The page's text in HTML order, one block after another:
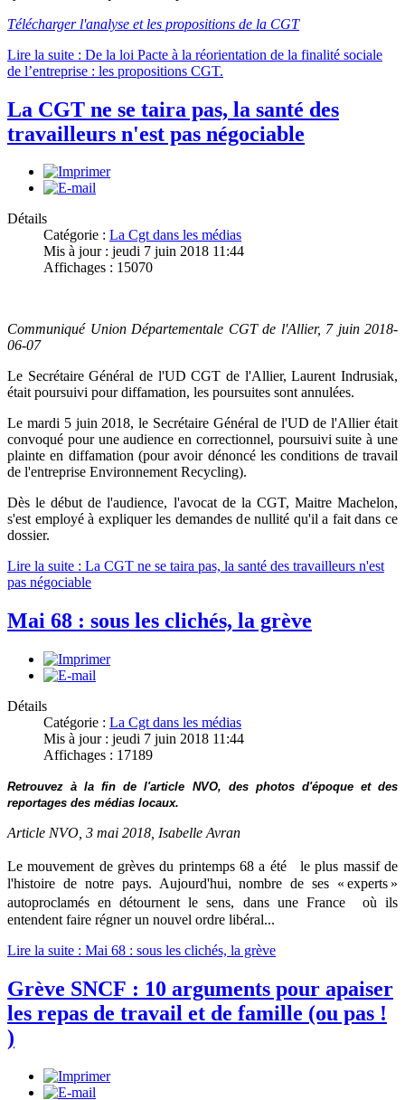
Télécharger l'analyse et les propositions de la CGT
Lire la suite : De la loi Pacte à la réorientation de la finalité sociale
de l’entreprise : les propositions CGT.
La CGT ne se taira pas, la santé des
travailleurs n'est pas négociable
Détails
Catégorie : La Cgt dans les médias
Mis à jour : jeudi 7 juin 2018 11:44
Affichages : 15070
Communiqué Union Départementale CGT de l'Allier, 7 juin 2018-
06-07
Le Secrétaire Général de l'UD CGT de l'Allier, Laurent Indrusiak,
était poursuivi pour diffamation, les poursuites sont annulées.
Le mardi 5 juin 2018, le Secrétaire Général de l'UD de l'Allier était
convoqué pour une audience en correctionnel, poursuivi suite à une
plainte en diffamation (pour avoir dénoncé les conditions de travail
de l'entreprise Environnement Recycling).
Dès le début de l'audience, l'avocat de la CGT, Maitre Machelon,
s'est employé à expliquer les demandes de nullité qu'il a fait dans ce
dossier.
Lire la suite : La CGT ne se taira pas, la santé des travailleurs n'est
pas négociable
Mai 68 : sous les clichés, la grève
Détails
Catégorie : La Cgt dans les médias
Mis à jour : jeudi 7 juin 2018 11:44
Affichages : 17189
Retrouvez à la fin de l'article NVO, des photos d'époque et des
reportages des médias locaux.
Article NVO, 3 mai 2018, Isabelle Avran
Le mouvement de grèves du printemps 68 a été le plus massif de
l'histoire de notre pays. Aujourd'hui, nombre de ses « experts »
autoproclamés en détournent le sens, dans une France où ils
entendent faire régner un nouvel ordre libéral...
Lire la suite : Mai 68 : sous les clichés, la grève
Grève SNCF : 10 arguments pour apaiser
les repas de travail et de famille (ou pas !
)